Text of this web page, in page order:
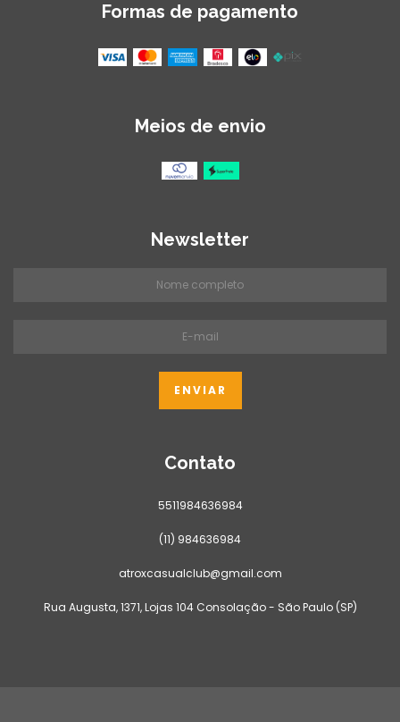
Formas de pagamento
Meios de envio
Newsletter
Contato
5511984636984
(11) 984636984
atroxcasualclub@gmail.com
Rua Augusta, 1371, Lojas 104 Consolação - São Paulo (SP)